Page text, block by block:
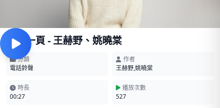
最後一頁 - 王赫野、姚曉棠
分類
電話鈴聲
作者
王赫野,姚曉棠
時長
00:27
播放次數
527